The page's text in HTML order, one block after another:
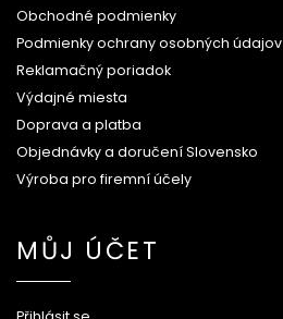
Obchodné podmienky
Podmienky ochrany osobných údajov
Reklamačný poriadok
Výdajné miesta
Doprava a platba
Objednávky a doručení Slovensko
Výroba pro firemní účely
MŮJ ÚČET